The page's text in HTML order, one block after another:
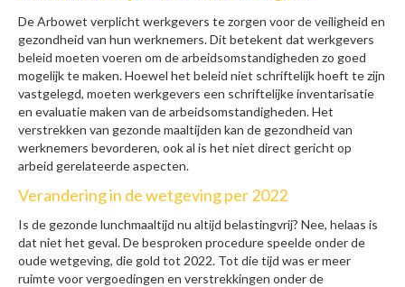
De Arbowet verplicht werkgevers te zorgen voor de veiligheid en
gezondheid van hun werknemers. Dit betekent dat werkgevers
beleid moeten voeren om de arbeidsomstandigheden zo goed
mogelijk te maken. Hoewel het beleid niet schriftelijk hoeft te zijn
vastgelegd, moeten werkgevers een schriftelijke inventarisatie
en evaluatie maken van de arbeidsomstandigheden. Het
verstrekken van gezonde maaltijden kan de gezondheid van
werknemers bevorderen, ook al is het niet direct gericht op
arbeid gerelateerde aspecten.
Verandering in de wetgeving per 2022
Is de gezonde lunchmaaltijd nu altijd belastingvrij? Nee, helaas is
dat niet het geval. De besproken procedure speelde onder de
oude wetgeving, die gold tot 2022. Tot die tijd was er meer
ruimte voor vergoedingen en verstrekkingen onder de